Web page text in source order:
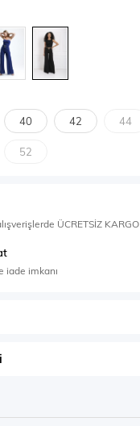
Atlet
40 42 44
52
ÜCRETSİZ KARGO
iade imkanı